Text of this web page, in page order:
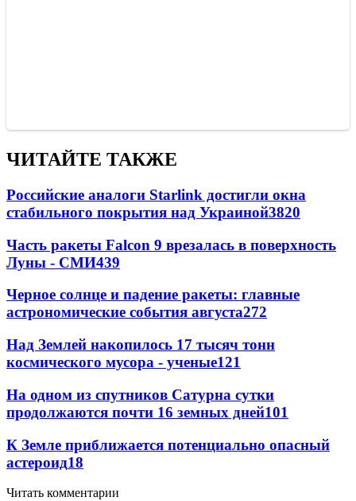
ЧИТАЙТЕ ТАКЖЕ
Российские аналоги Starlink достигли окна
стабильного покрытия над Украиной3820
Часть ракеты Falcon 9 врезалась в поверхность
Луны - СМИ439
Черное солнце и падение ракеты: главные
астрономические события августа272
Над Землей накопилось 17 тысяч тонн
космического мусора - ученые121
На одном из спутников Сатурна сутки
продолжаются почти 16 земных дней101
К Земле приближается потенциально опасный
астероид18
Читать комментарии